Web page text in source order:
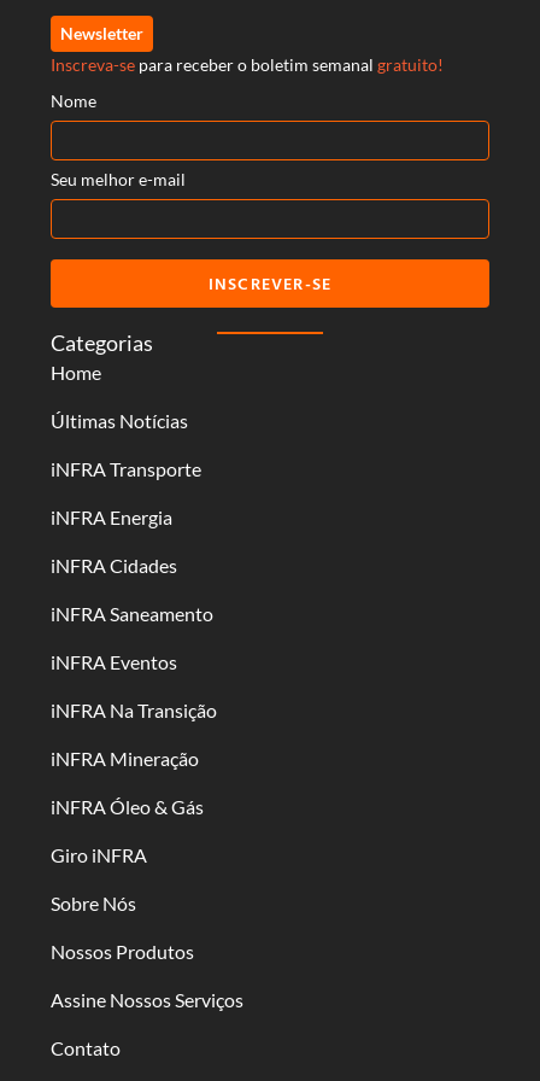
Categorias
Home
Últimas Notícias
iNFRA Transporte
iNFRA Energia
iNFRA Cidades
iNFRA Saneamento
iNFRA Eventos
iNFRA Na Transição
iNFRA Mineração
iNFRA Óleo & Gás
Giro iNFRA
Sobre Nós
Nossos Produtos
Assine Nossos Serviços
Contato
Newsletter
Inscreva-se para receber o boletim semanal gratuito!
Nome
Seu melhor e-mail
INSCREVER-SE